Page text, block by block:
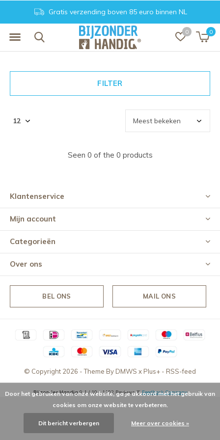
0 0
Gratis verzending boven 85 euro binnen NL
FILTER
Seen 0 of the 0 products
Klantenservice
Mijn account
Categorieën
Over ons
BEL ONS MAIL ONS
© Copyright 2026 - Theme By DMWS x Plus+ - RSS-feed
Bijzonder Handig9,1/10-1102 Reviews @Feedback Company
Door het gebruiken van onze website, ga je akkoord met het gebruik van
cookies om onze website te verbeteren.
Dit bericht verbergen Meer over cookies »